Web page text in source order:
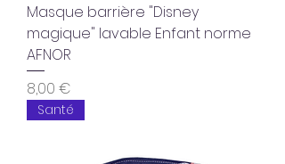
Masque barrière "Disney
magique" lavable Enfant norme
AFNOR
Prix
8,00 €
Santé